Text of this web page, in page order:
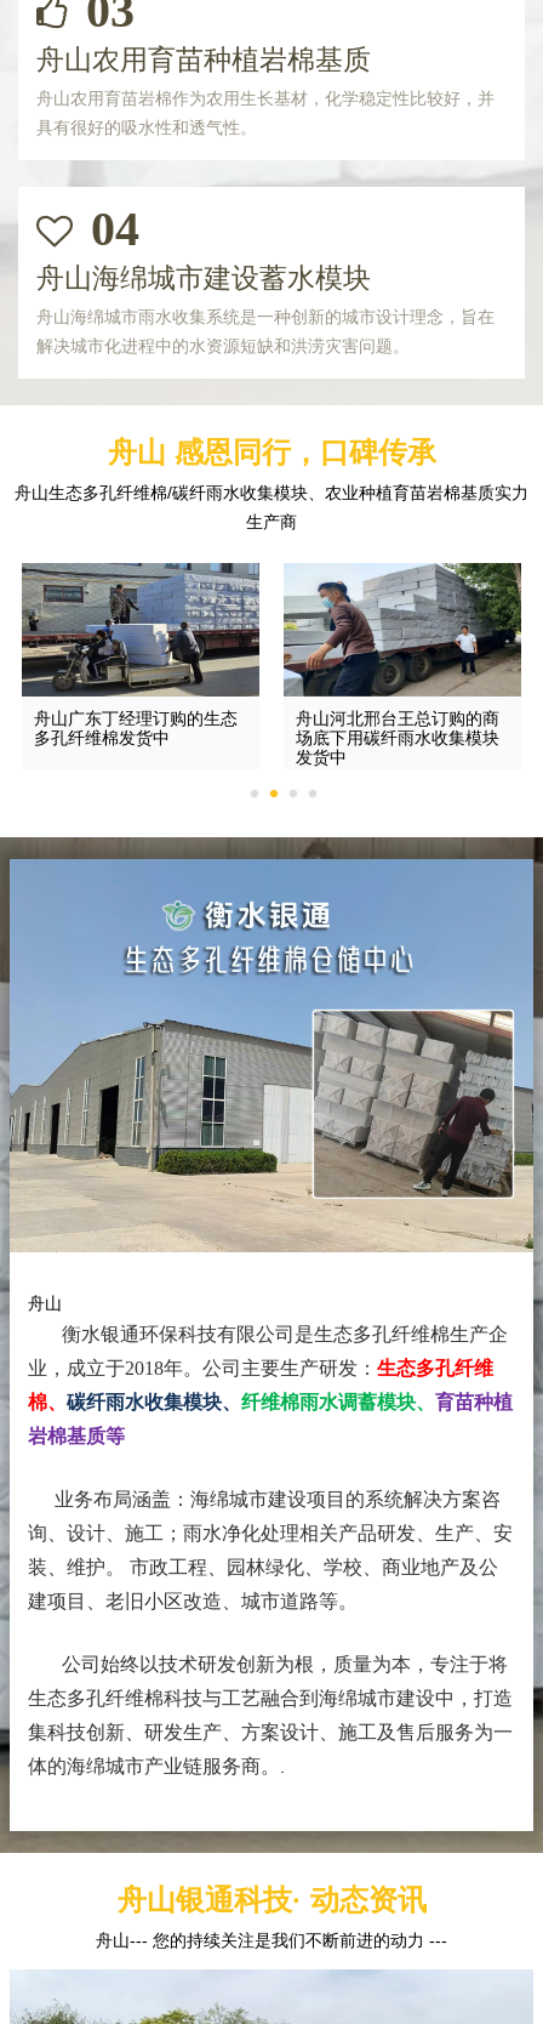
舟山农用育苗种植岩棉基质
舟山农用育苗岩棉作为农用生长基材，化学稳定性比较好，并
具有很好的吸水性和透气性。
04
舟山海绵城市建设蓄水模块
舟山海绵城市雨水收集系统是一种创新的城市设计理念，旨在
解决城市化进程中的水资源短缺和洪涝灾害问题。
舟山 感恩同行，口碑传承
舟山生态多孔纤维棉/碳纤雨水收集模块、农业种植育苗岩棉基质实力
生产商
舟山广东丁经理订购的生态
多孔纤维棉发货中
舟山河北邢台王总订购的商
场底下用碳纤雨水收集模块
发货中
舟山
衡水银通环保科技有限公司是生态多孔纤维棉生产企
业，成立于2018年。 公司主要生产研发： 生态多孔纤维
棉、 碳纤雨水收集模块、 纤维棉雨水调蓄模块、 育苗种植
岩棉基质等
业务布局涵盖：海绵城市建设项目的系统解决方案咨
询、设计、施工；雨水净化处理相关产品研发、生产、安
装、维护。 市政工程、园林绿化、学校、商业地产及公
建项目、老旧小区改造、城市道路等。
公司始终以技术研发创新为根，质量为本，专注于将
生态多孔纤维棉科技与工艺融合到海绵城市建设中，打造
集科技创新、研发生产、方案设计、施工及售后服务为一
体的海绵城市产业链服务商。
舟山银通科技· 动态资讯
舟山--- 您的持续关注是我们不断前进的动力 ---